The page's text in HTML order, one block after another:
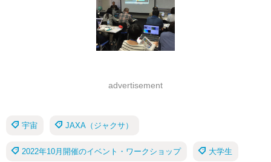
advertisement
宇宙 JAXA（ジャクサ）
2022年10月開催のイベント・ワークショップ 大学生